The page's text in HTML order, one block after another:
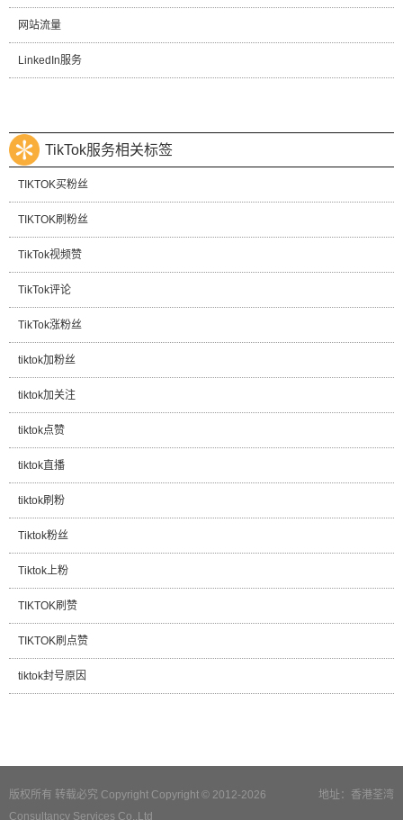
网站流量
LinkedIn服务
TikTok服务相关标签
TIKTOK买粉丝
TIKTOK刷粉丝
TikTok视频赞
TikTok评论
TikTok涨粉丝
tiktok加粉丝
tiktok加关注
tiktok点赞
tiktok直播
tiktok刷粉
Tiktok粉丝
Tiktok上粉
TIKTOK刷赞
TIKTOK刷点赞
tiktok封号原因
地址：香港荃湾
版权所有 转载必究 Copyright Copyright © 2012-2026
Consultancy Services Co.,Ltd